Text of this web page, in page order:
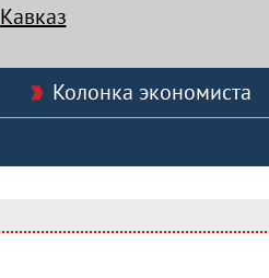
Кавказ
Колонка экономиста